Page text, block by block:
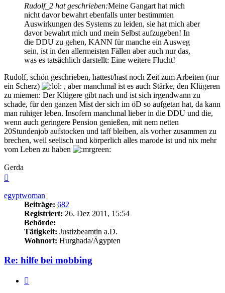
Rudolf_2 hat geschrieben:Meine Gangart hat mich
nicht davor bewahrt ebenfalls unter bestimmten
Auswirkungen des Systems zu leiden, sie hat mich aber
davor bewahrt mich und mein Selbst aufzugeben! In
die DDU zu gehen, KANN für manche ein Ausweg
sein, ist in den allermeisten Fällen aber auch nur das,
was es tatsächlich darstellt: Eine weitere Flucht!
Rudolf, schön geschrieben, hattest/hast noch Zeit zum Arbeiten (nur
ein Scherz)
, aber manchmal ist es auch Stärke, den Klügeren
zu miemen: Der Klügere gibt nach und ist sich irgendwann zu
schade, für den ganzen Mist der sich im öD so aufgetan hat, da kann
man ruhiger leben. Insofern manchmal lieber in die DDU und die,
wenn auch geringere Pension genießen, mit nem netten
20Stundenjob aufstocken und taff bleiben, als vorher zusammen zu
brechen, weil seelisch und körperlich alles marode ist und nix mehr
vom Leben zu haben
Gerda
egyptwoman
Beiträge: 682
Registriert: 26. Dez 2011, 15:54
Behörde:
Tätigkeit: Justizbeamtin a.D.
Wohnort: Hurghada/Ägypten
Re: hilfe bei mobbing